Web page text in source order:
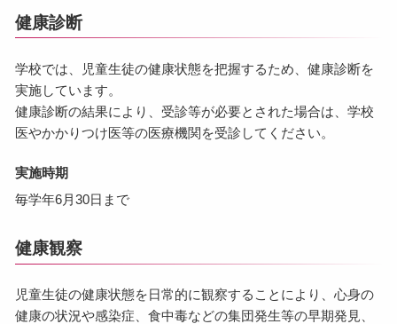
健康診断
学校では、児童生徒の健康状態を把握するため、健康診断を
実施しています。
健康診断の結果により、受診等が必要とされた場合は、学校
医やかかりつけ医等の医療機関を受診してください。
実施時期
毎学年6月30日まで
健康観察
児童生徒の健康状態を日常的に観察することにより、心身の
健康の状況や感染症、食中毒などの集団発生等の早期発見、